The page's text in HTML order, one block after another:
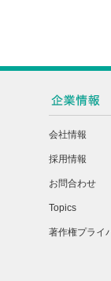
会社情報
採用情報
お問合わせ
Topics
著作権プライ